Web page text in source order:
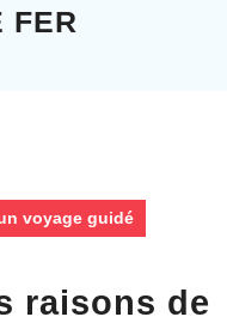
FER
voyage guidé
raisons de